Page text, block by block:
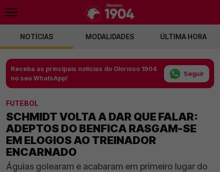
NOTÍCIAS MODALIDADES ÚLTIMA HORA
Receba as principais notícias do Glorioso 1904
no seu WhatsApp!
Seguir
FUTEBOL
SCHMIDT VOLTA A DAR QUE FALAR:
ADEPTOS DO BENFICA RASGAM-SE
EM ELOGIOS AO TREINADOR
ENCARNADO
Águias golearam e acabaram em primeiro lugar do